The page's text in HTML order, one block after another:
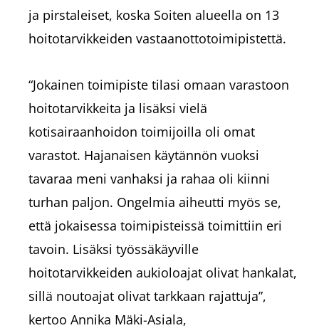
ja pirstaleiset, koska Soiten alueella on 13
hoitotarvikkeiden vastaanottotoimipistettä.
“Jokainen toimipiste tilasi omaan varastoon
hoitotarvikkeita ja lisäksi vielä
kotisairaanhoidon toimijoilla oli omat
varastot. Hajanaisen käytännön vuoksi
tavaraa meni vanhaksi ja rahaa oli kiinni
turhan paljon. Ongelmia aiheutti myös se,
että jokaisessa toimipisteissä toimittiin eri
tavoin. Lisäksi työssäkäyville
hoitotarvikkeiden aukioloajat olivat hankalat,
sillä noutoajat olivat tarkkaan rajattuja”,
kertoo Annika Mäki-Asiala,